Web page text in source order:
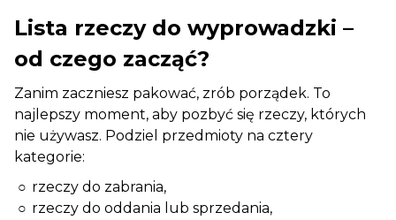
Lista rzeczy do wyprowadzki –
od czego zacząć?
Zanim zaczniesz pakować, zrób porządek. To
najlepszy moment, aby pozbyć się rzeczy, których
nie używasz. Podziel przedmioty na cztery
kategorie:
rzeczy do zabrania,
rzeczy do oddania lub sprzedania,